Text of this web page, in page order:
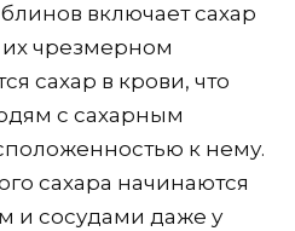
включает сахар
чрезмерном
сахар в крови, что
с сахарным
к нему.
сахара начинаются
и сосудами даже у